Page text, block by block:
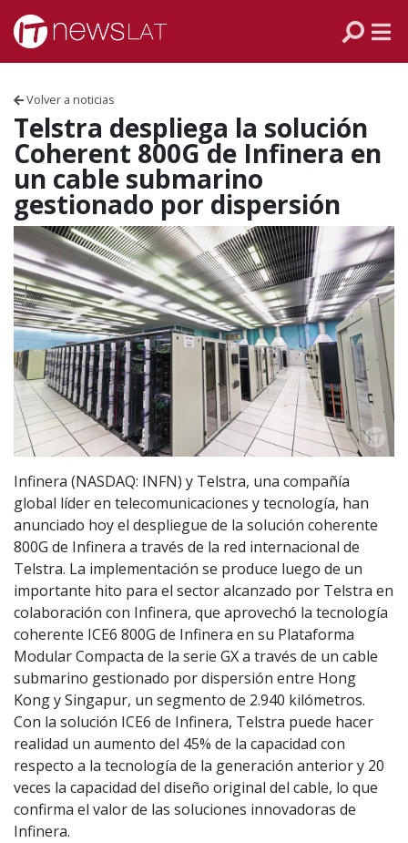
Skip to content
Volver a noticias
Telstra despliega la solución
Coherent 800G de Infinera en
un cable submarino
gestionado por dispersión
Infinera (NASDAQ: INFN) y Telstra, una compañía
global líder en telecomunicaciones y tecnología, han
anunciado hoy el despliegue de la solución coherente
800G de Infinera a través de la red internacional de
Telstra. La implementación se produce luego de un
importante hito para el sector alcanzado por Telstra en
colaboración con Infinera, que aprovechó la tecnología
coherente ICE6 800G de Infinera en su Plataforma
Modular Compacta de la serie GX a través de un cable
submarino gestionado por dispersión entre Hong
Kong y Singapur, un segmento de 2.940 kilómetros.
Con la solución ICE6 de Infinera, Telstra puede hacer
realidad un aumento del 45% de la capacidad con
respecto a la tecnología de la generación anterior y 20
veces la capacidad del diseño original del cable, lo que
confirma el valor de las soluciones innovadoras de
Infinera.
VENEZUELA
ECUADOR
PERÚ
CHILE
ARGENTINA
MÉXICO